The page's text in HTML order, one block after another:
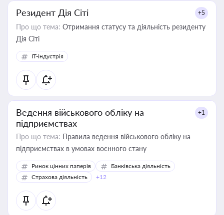
Резидент Дія Сіті +5
Про що тема: Отримання статусу та діяльність резиденту
Дія Сіті
IT-індустрія
Ведення військового обліку на
підприємствах
+1
Про що тема: Правила ведення військового обліку на
підприємствах в умовах воєнного стану
Ринок цінних паперів
Банківська діяльність
Страхова діяльність
+12